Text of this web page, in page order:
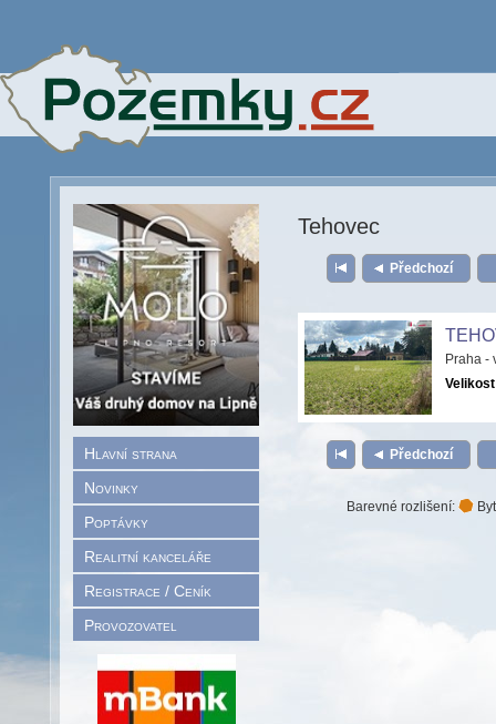
Hlavní strana
Novinky
Poptávky
Realitní kanceláře
Registrace / Ceník
Provozovatel
Tehovec
Předchozí
Praha -
Předchozí
Barevné rozlišení: